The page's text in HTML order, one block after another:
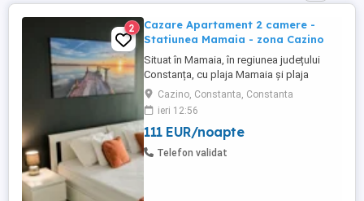
2
Cazare Apartament 2 camere -
Statiunea Mamaia - zona Cazino
Situat în Mamaia, în regiunea județului
Constanța, cu plaja Mamaia și plaja
Myrtos în apropiere, Diamond View
Apartments oferă cazare cu parcare
privată gratuită garantată pentru fiecare
apartament. Apartamente cu doua camera
de inchiriat in regim hotelier, Statiunea
Cazino, Constanta, Constanta
ieri 12:56
111 EUR/noapte
Telefon validat